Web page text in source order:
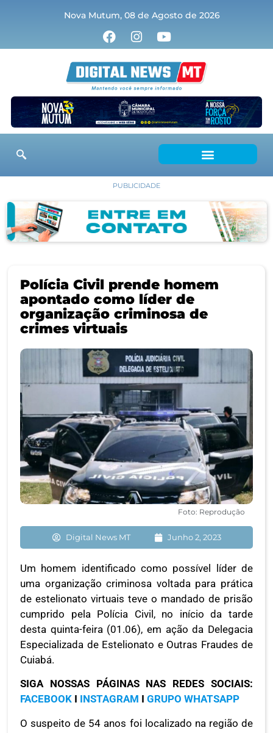
Nova Mutum, 08 de Agosto de 2026
PUBLICIDADE
Polícia Civil prende homem
apontado como líder de
organização criminosa de
crimes virtuais
Foto: Reprodução
Digital News MT Junho 2, 2023
Um homem identificado como possível líder de
uma organização criminosa voltada para prática
de estelionato virtuais teve o mandado de prisão
cumprido pela Polícia Civil, no início da tarde
desta quinta-feira (01.06), em ação da Delegacia
Especializada de Estelionato e Outras Fraudes de
Cuiabá.
SIGA NOSSAS PÁGINAS NAS REDES SOCIAIS:
FACEBOOK I INSTAGRAM I GRUPO WHATSAPP
O suspeito de 54 anos foi localizado na região de